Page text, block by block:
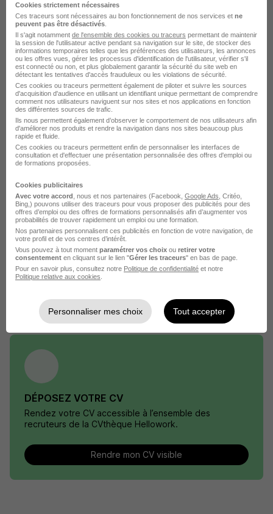
sur 1
Project Management Officer H/F
Limours - 91 Temps partiel
Cette offre n’est plus disponible depuis le 05/08/26
Élargissez votre recherche deProject management
officer
Thales
Entreprise Thales
Emploi Project management officer
Entreprise Project management officer
DÉPOSEZ VOTRE CV
Rendez votre CV accessible à l’ensemble des
recruteurs de la CVthèque Hellowork.
Rendre mon CV visible
Cookies strictement nécessaires
Ces traceurs sont nécessaires au bon fonctionnement de nos services et ne
peuvent pas être désactivés
Il s'agit notamment de l'ensemble des cookies ou traceurs permettant de maintenir
la session de l'utilisateur active pendant sa navigation sur le site, de stocker des
informations temporaires telles que les préférences des utilisateurs, les annonces
ou les offres vues, gérer les processus d'identification de l'utilisateur, vérifier s'il
est connecté ou non, et plus globalement garantir la sécurité du site web en
détectant les tentatives d'accès frauduleux ou les violations de sécurité.
Ces cookies ou traceurs permettent également de piloter et suivre les sources
d'acquisition d'audience en utilisant un identifiant unique permettant de comprendre
comment nos utilisateurs naviguent sur nos sites et nos applications en fonction
des différentes sources de trafic.
Ils nous permettent également d’observer le comportement de nos utilisateurs afin
d'améliorer nos produits et rendre la navigation dans nos sites beaucoup plus
rapide et fluide.
Ces cookies ou traceurs permettent enfin de personnaliser les interfaces de
consultation et d'effectuer une présentation personnalisée des offres d'emploi ou
de formations proposées.
Cookies publicitaires
Avec votre accord , nous et nos partenaires (Facebook, Google Ads , Critéo,
Bing,) pouvons utiliser des traceurs pour vous proposer des publicités pour des
offres d’emploi ou des offres de formations personnalisés afin d’augmenter vos
probabilités de trouver rapidement un emploi ou une formation.
Nos partenaires personnalisent ces publicités en fonction de votre navigation, de
votre profil et de vos centres d’intérêt.
Vous pouvez à tout moment paramétrer vos choix ou retirer votre
consentement en cliquant sur le lien "Gérer les traceurs" en bas de page.
Pour en savoir plus, consultez notre Politique de confidentialité et notre
Politique relative aux cookies
Personnaliser mes choix Tout accepter